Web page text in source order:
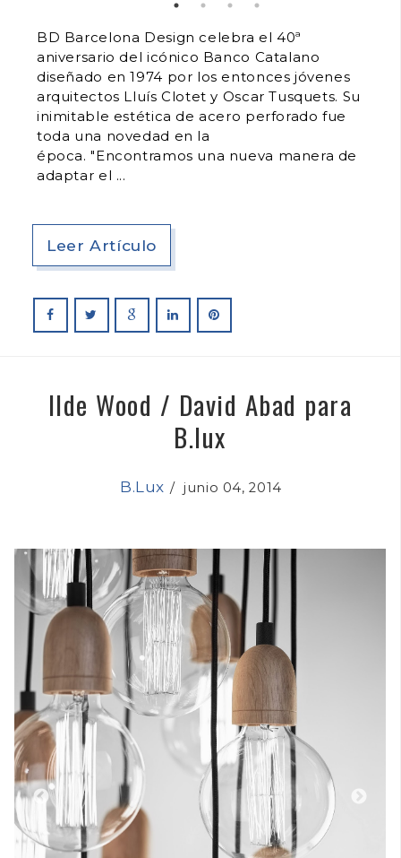
BD Barcelona Design celebra el 40ª
aniversario del icónico Banco Catalano
diseñado en 1974 por los entonces jóvenes
arquitectos Lluís Clotet y Oscar Tusquets. Su
inimitable estética de acero perforado fue
toda una novedad en la
época. "Encontramos una nueva manera de
adaptar el
Leer Artículo
Ilde Wood / David Abad para
B.lux
B.Lux /junio 04, 2014